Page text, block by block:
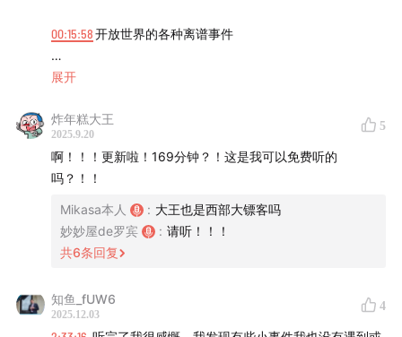
享我们的游玩体验～包括Mikasa如何想做一名荒野大善
人，又如何在重要剧情前难以保持仪容仪表；罗宾她为何
落泪，且频频爆出“xx必须死“；帮主达奇到底有什么普烂
（plan），而主角亚瑟和小兄弟约翰会走向什么样的结
局？每个人都会有属于自己的荒野记忆。
【当之无愧的第九艺术】
《荒野大镖客救赎2》是著名游戏公司R星开发的一款开放
世界动作冒险游戏，这部游戏在当年斥巨资5.4亿美元，耗
破7.25亿美元，MetaCritic评分高达97分，也在当年获得
00:15:58开放世界的各种离谱事件
00:44:04
00:54:54亚瑟和约翰：破碎的兄弟俩
01:41:12 用两个字形容达奇的一生：普烂
01:58:12女武神沙迪阿德勒
02:29:37 约翰别盖房子了快去干掉内个谁
ED：Josh Homme - Cruel World
展开
炸年糕大王
2025.9.20
5
啊！！！更新啦！169分钟？！这是我可以免费听的
吗？！！
Mikasa本人 : 大王也是西部大镖客吗
妙妙屋de罗宾
: 请听！！！
共6条回复
知鱼_fUW6
2025.12.03
4